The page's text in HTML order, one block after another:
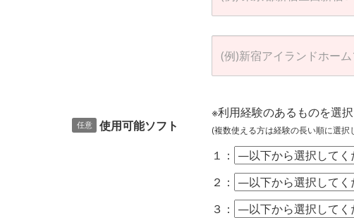
任意 使用可能ソフト
※利用経験のあるものを選
(複数使える方は経験の長い順に選択
１：
２：
３：